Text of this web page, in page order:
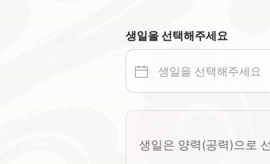
생일을 선택해주세요
생일은 양력(공력)으로